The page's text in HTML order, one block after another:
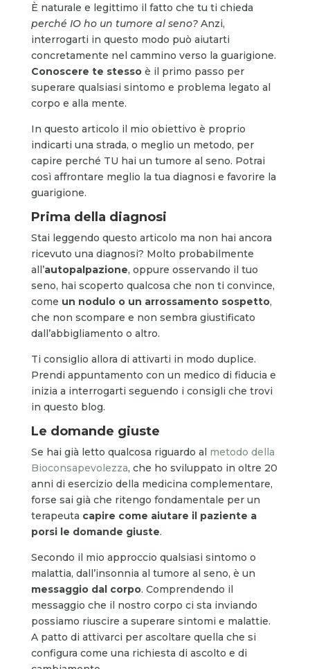
È naturale e legittimo il fatto che tu ti chieda
perché IO ho un tumore al seno? Anzi,
interrogarti in questo modo può aiutarti
concretamente nel cammino verso la guarigione.
Conoscere te stesso è il primo passo per
superare qualsiasi sintomo e problema legato al
corpo e alla mente.
In questo articolo il mio obiettivo è proprio
indicarti una strada, o meglio un metodo, per
capire perché TU hai un tumore al seno. Potrai
così affrontare meglio la tua diagnosi e favorire la
guarigione.
Prima della diagnosi
Stai leggendo questo articolo ma non hai ancora
ricevuto una diagnosi? Molto probabilmente
all’autopalpazione, oppure osservando il tuo
seno, hai scoperto qualcosa che non ti convince,
come un nodulo o un arrossamento sospetto,
che non scompare e non sembra giustificato
dall’abbigliamento o altro.
Ti consiglio allora di attivarti in modo duplice.
Prendi appuntamento con un medico di fiducia e
inizia a interrogarti seguendo i consigli che trovi
in questo blog.
Le domande giuste
Se hai già letto qualcosa riguardo al metodo della
Bioconsapevolezza, che ho sviluppato in oltre 20
anni di esercizio della medicina complementare,
forse sai già che ritengo fondamentale per un
terapeuta capire come aiutare il paziente a
porsi le domande giuste.
Secondo il mio approccio qualsiasi sintomo o
malattia, dall’insonnia al tumore al seno, è un
messaggio dal corpo. Comprendendo il
messaggio che il nostro corpo ci sta inviando
possiamo riuscire a superare sintomi e malattie.
A patto di attivarci per ascoltare quella che si
configura come una richiesta di ascolto e di